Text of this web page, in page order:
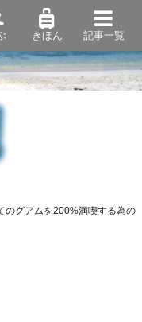
きほん 記事一覧
のグアムを200%満喫する為の